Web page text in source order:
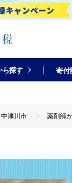
ら探す 寄付
中津川市 薬剤師